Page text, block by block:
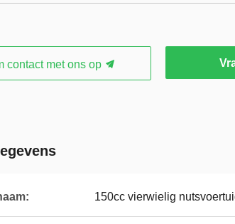
contact met ons op
150cc vierwielig